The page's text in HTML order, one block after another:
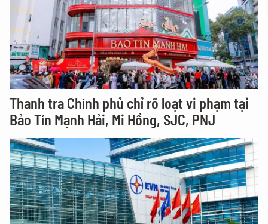
Thanh tra Chính phủ chỉ rõ loạt vi phạm tại
Bảo Tín Mạnh Hải, Mi Hồng, SJC, PNJ